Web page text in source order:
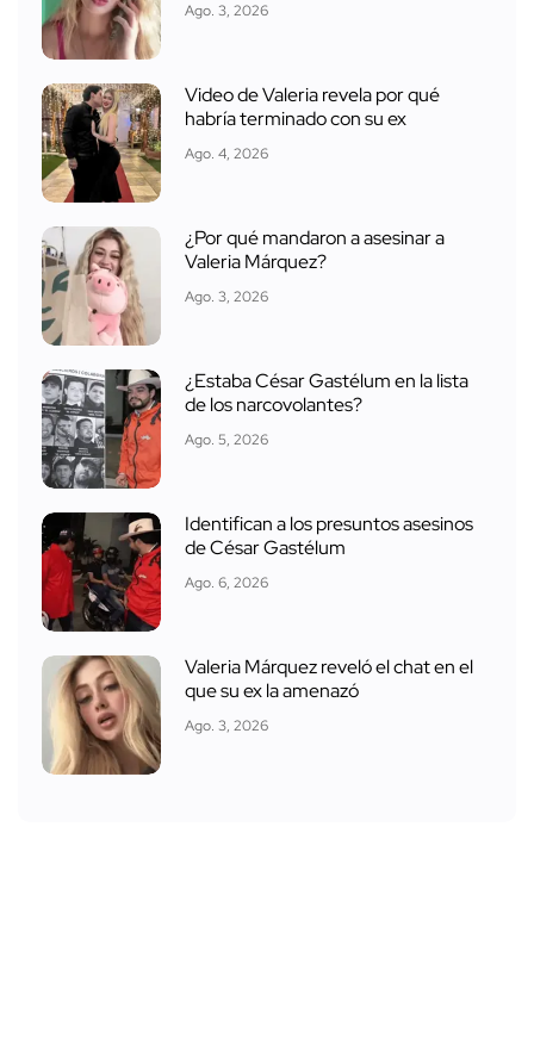
Ago. 3, 2026
Video de Valeria revela por qué
habría terminado con su ex
Ago. 4, 2026
¿Por qué mandaron a asesinar a
Valeria Márquez?
Ago. 3, 2026
¿Estaba César Gastélum en la lista
de los narcovolantes?
Ago. 5, 2026
Identifican a los presuntos asesinos
de César Gastélum
Ago. 6, 2026
Valeria Márquez reveló el chat en el
que su ex la amenazó
Ago. 3, 2026